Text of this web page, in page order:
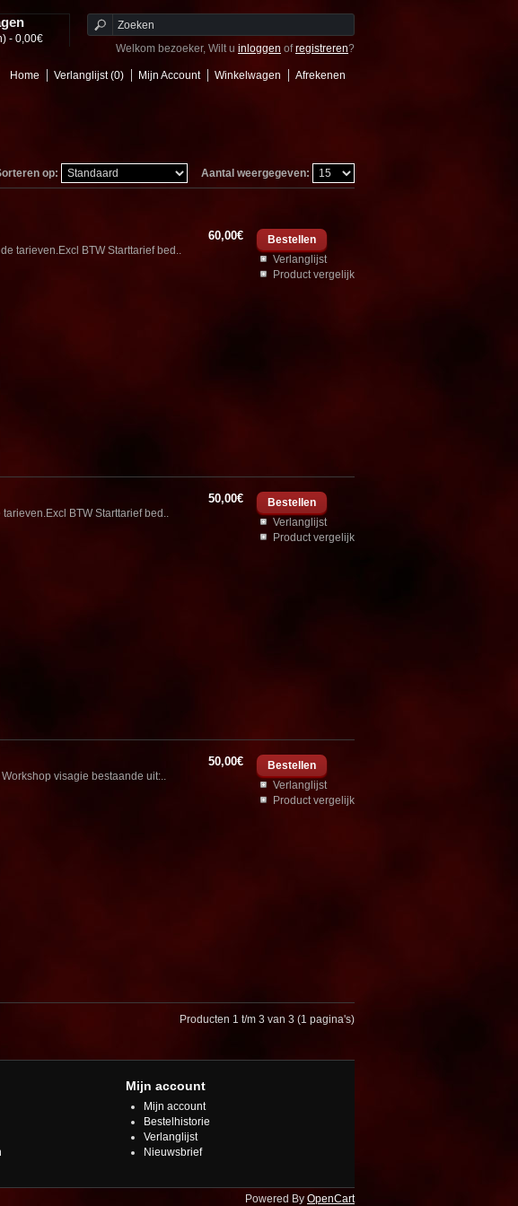
- 0,00€
Welkom bezoeker, Wilt u inloggen ofregistreren?
Home Verlanglijst (0) Mijn Account Winkelwagen
Afrekenen
Aantal weergegeven:
op:
Verlanglijst
Product vergelijk
60,00€
tarieven.Excl BTW Starttarief bed..
Verlanglijst
Product vergelijk
50,00€
BTW Starttarief bed..
Verlanglijst
Product vergelijk
50,00€
visagie bestaande uit:..
Producten 1 t/m 3 van 3 (1 pagina's)
Mijn account
Mijn account
Bestelhistorie
Verlanglijst
Nieuwsbrief
Powered By OpenCart